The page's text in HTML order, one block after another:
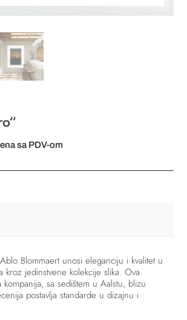
sa PDV-om
Blommaert unosi eleganciju i kvalitet u
kroz jedinstvene kolekcije slika. Ova
sa sedištem u Aalstu, blizu
postavlja standarde u dizajnu i